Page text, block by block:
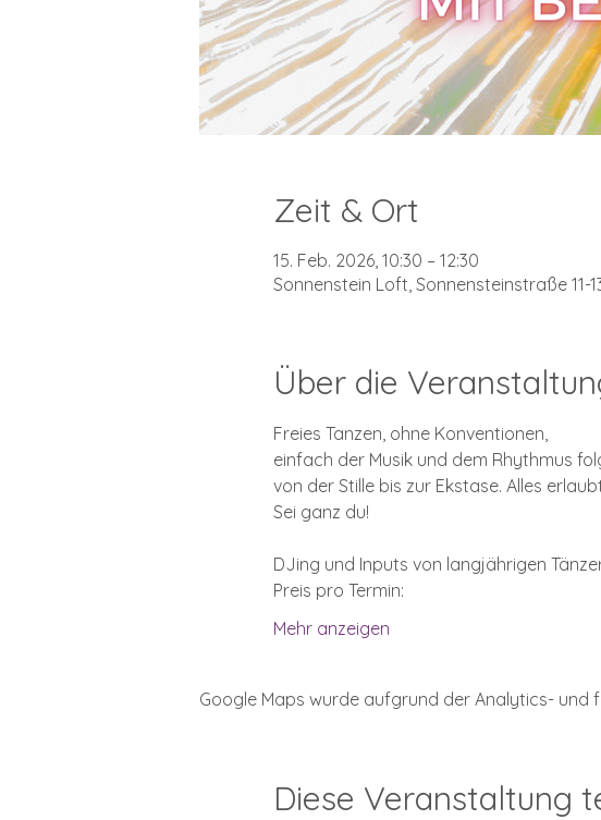
Zeit & Ort
15. Feb. 2026, 10:30 – 12:30
Sonnenstein Loft, Sonnensteinstraße 11-
Über die
Freies Tanzen, ohne Konventionen,
einfach der Musik und dem Rhythmus
von der Stille bis zur Ekstase. Alles
Sei ganz du!
DJing und Inputs von langjährigen
Preis pro Termin:
Mehr anzeigen
Google Maps wurde aufgrund der Analytics- und
Diese Veranstaltung